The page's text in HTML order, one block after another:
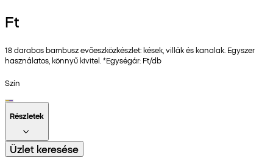
Ft
18 darabos bambusz evőeszközkészlet: kések, villák és kanalak. Egyszer
használatos, könnyű kivitel. *Egységár: Ft/db
Szín
Részletek
Üzlet keresése